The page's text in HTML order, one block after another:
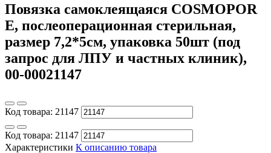
Повязка самоклеящаяся COSMOPOR
E, послеоперационная стерильная,
размер 7,2*5см, упаковка 50шт (под
запрос для ЛПУ и частных клиник),
00-00021147
Код товара: 21147
Код товара: 21147
Характеристики К описанию товара